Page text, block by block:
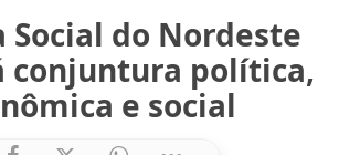
Social do Nordeste
conjuntura política,
e social